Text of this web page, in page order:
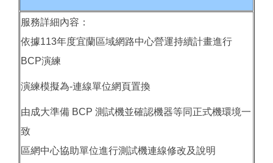
服務詳細內容：
依據113年度宜蘭區域網路中心營運持續計畫進行
BCP演練
演練模擬為-連線單位網頁置換
由成大準備 BCP 測試機並確認機器等同正式機環境一
致
區網中心協助單位進行測試機連線修改及說明